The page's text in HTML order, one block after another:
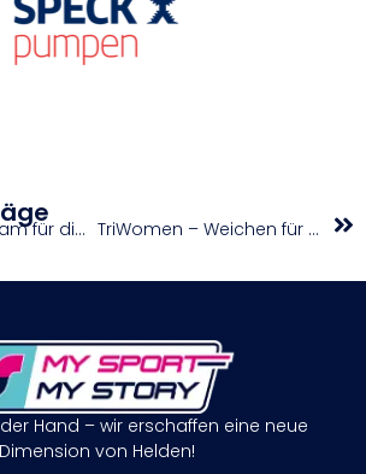
Das Nationalteam für die Tour of the Alps: Talent kombiniert mit Erfahrung TriWomen – Weichen für 2024 gestellt
Hand – wir erschaffen eine neue
Dimension von Helden!